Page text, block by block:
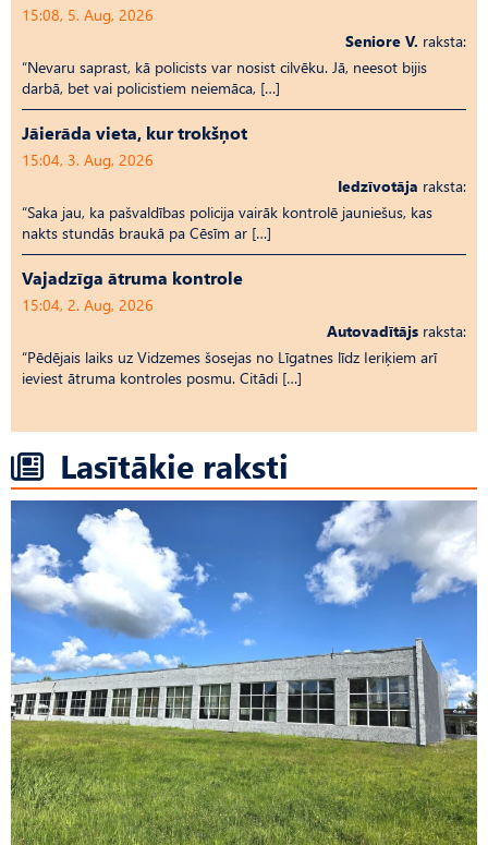
15:08, 5. Aug, 2026
Seniore V. raksta:
“Nevaru saprast, kā policists var nosist cilvēku. Jā, neesot bijis
darbā, bet vai policistiem neiemāca, […]
Jāierāda vieta, kur trokšņot
15:04, 3. Aug, 2026
Iedzīvotāja raksta:
“Saka jau, ka pašvaldības policija vairāk kontrolē jauniešus, kas
nakts stundās braukā pa Cēsīm ar […]
Vajadzīga ātruma kontrole
15:04, 2. Aug, 2026
Autovadītājs raksta:
“Pēdējais laiks uz Vid­ze­mes šosejas no Līgatnes līdz Ieriķiem arī
ieviest ātruma kontroles posmu. Citādi […]
Lasītākie raksti